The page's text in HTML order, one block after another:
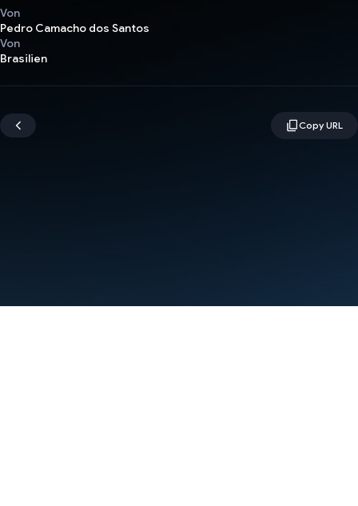
Von
Pedro Camacho dos Santos
Von
Brasilien